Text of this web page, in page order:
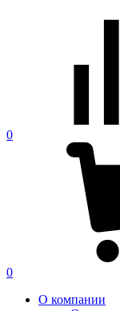
0
0
О компании